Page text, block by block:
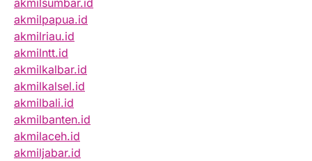
akmilpapua.id
akmilriau.id
akmilntt.id
akmilkalbar.id
akmilkalsel.id
akmilbali.id
akmilbanten.id
akmilaceh.id
akmiljabar.id